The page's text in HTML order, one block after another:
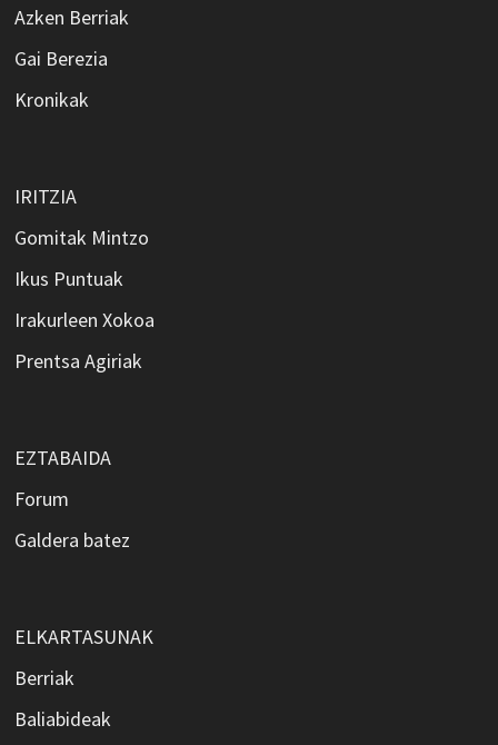
Azken Berriak
Gai Berezia
Kronikak
IRITZIA
Gomitak Mintzo
Ikus Puntuak
Irakurleen Xokoa
Prentsa Agiriak
EZTABAIDA
Forum
Galdera batez
ELKARTASUNAK
Berriak
Baliabideak